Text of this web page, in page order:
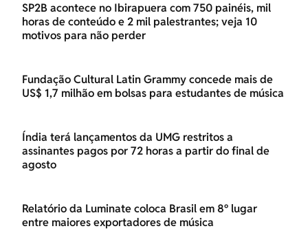
SP2B acontece no Ibirapuera com 750 painéis, mil
horas de conteúdo e 2 mil palestrantes; veja 10
motivos para não perder
Fundação Cultural Latin Grammy concede mais de
US$ 1,7 milhão em bolsas para estudantes de música
Índia terá lançamentos da UMG restritos a
assinantes pagos por 72 horas a partir do final de
agosto
Relatório da Luminate coloca Brasil em 8º lugar
entre maiores exportadores de música